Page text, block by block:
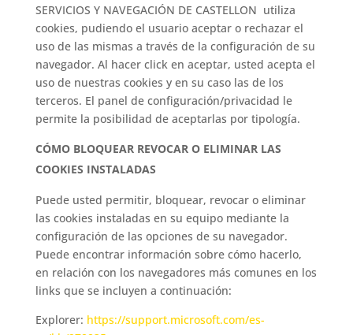
SERVICIOS Y NAVEGACIÓN DE CASTELLON utiliza
cookies, pudiendo el usuario aceptar o rechazar el
uso de las mismas a través de la configuración de su
navegador. Al hacer click en aceptar, usted acepta el
uso de nuestras cookies y en su caso las de los
terceros. El panel de configuración/privacidad le
permite la posibilidad de aceptarlas por tipología.
CÓMO BLOQUEAR REVOCAR O ELIMINAR LAS
COOKIES INSTALADAS
Puede usted permitir, bloquear, revocar o eliminar
las cookies instaladas en su equipo mediante la
configuración de las opciones de su navegador.
Puede encontrar información sobre cómo hacerlo,
en relación con los navegadores más comunes en los
links que se incluyen a continuación:
Explorer: https://support.microsoft.com/es-